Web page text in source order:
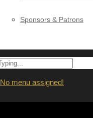
Sponsors & Patrons
No menu assigned!